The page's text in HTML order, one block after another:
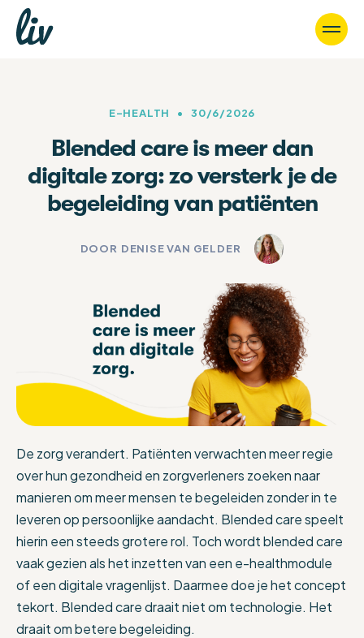
E-HEALTH • 30/6/2026
Blended care is meer dan
digitale zorg: zo versterk je de
begeleiding van patiënten
DOOR DENISE VAN GELDER
De zorg verandert. Patiënten verwachten meer regie
over hun gezondheid en zorgverleners zoeken naar
manieren om meer mensen te begeleiden zonder in te
leveren op persoonlijke aandacht. Blended care speelt
hierin een steeds grotere rol. Toch wordt blended care
vaak gezien als het inzetten van een e-healthmodule
of een digitale vragenlijst. Daarmee doe je het concept
tekort. Blended care draait niet om technologie. Het
draait om betere begeleiding.